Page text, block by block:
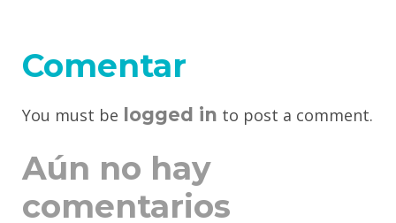
Comentar
You must be logged in to post a comment.
Aún no hay
comentarios